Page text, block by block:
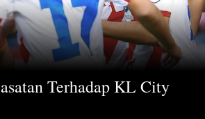
Terhadap KL City